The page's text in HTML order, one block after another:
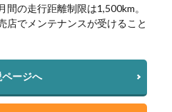
の走行距離制限は1,500km。
店でメンテナンスが受けること
ージへ